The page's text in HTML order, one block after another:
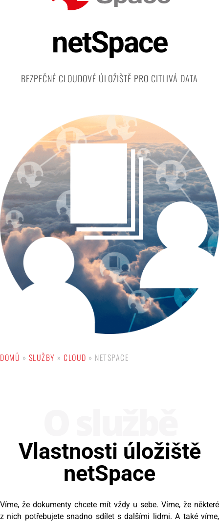
netSpace
BEZPEČNÉ CLOUDOVÉ ÚLOŽIŠTĚ PRO CITLIVÁ DATA
DOMŮ » SLUŽBY » CLOUD » NETSPACE
Vlastnosti úložiště
netSpace
Víme, že dokumenty chcete mít vždy u sebe. Víme, že některé
z nich potřebujete snadno sdílet s dalšími lidmi. A také víme,